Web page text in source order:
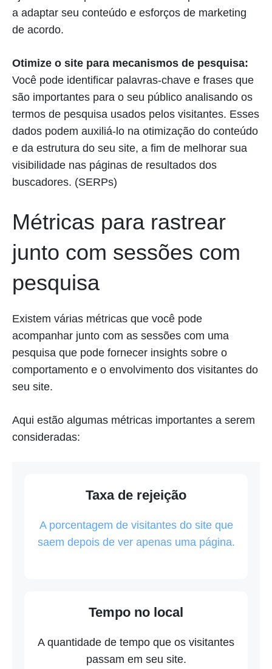
a adaptar seu conteúdo e esforços de marketing
de acordo.
Otimize o site para mecanismos de pesquisa:
Você pode identificar palavras-chave e frases que
são importantes para o seu público analisando os
termos de pesquisa usados pelos visitantes. Esses
dados podem auxiliá-lo na otimização do conteúdo
e da estrutura do seu site, a fim de melhorar sua
visibilidade nas páginas de resultados dos
buscadores. (SERPs)
Métricas para rastrear
junto com sessões com
pesquisa
Existem várias métricas que você pode
acompanhar junto com as sessões com uma
pesquisa que pode fornecer insights sobre o
comportamento e o envolvimento dos visitantes do
seu site.
Aqui estão algumas métricas importantes a serem
consideradas:
Taxa de rejeição
A porcentagem de visitantes do site que
saem depois de ver apenas uma página.
Tempo no local
A quantidade de tempo que os visitantes
passam em seu site.